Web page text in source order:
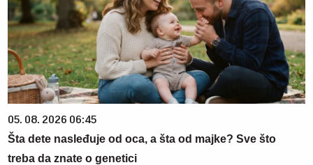
05. 08. 2026 06:45
Šta dete nasleđuje od oca, a šta od majke? Sve što
treba da znate o genetici